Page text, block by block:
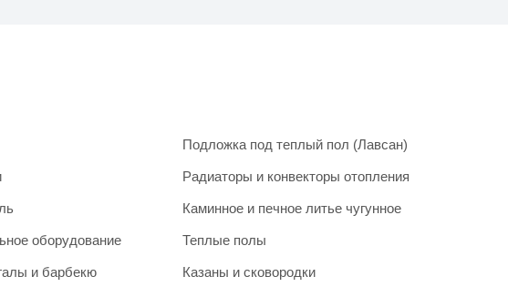
оборудование
и барбекю
Подложка под теплый пол (Лавсан)
Радиаторы и конвекторы отопления
Каминное и печное литье чугунное
Теплые полы
Казаны и сковородки